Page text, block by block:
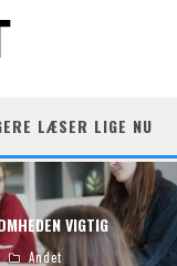
LÆSER LIGE NU
VIGTIG
Andet